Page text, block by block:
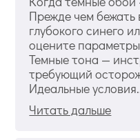
Прежде чем бежать
глубокого синего
оцените
Темные тона —
требующий
Идеальные
Читать дальше